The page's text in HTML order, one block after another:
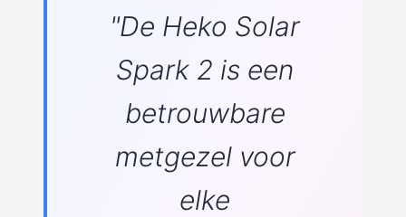
"De Heko Solar
Spark 2 is een
betrouwbare
metgezel voor
elke